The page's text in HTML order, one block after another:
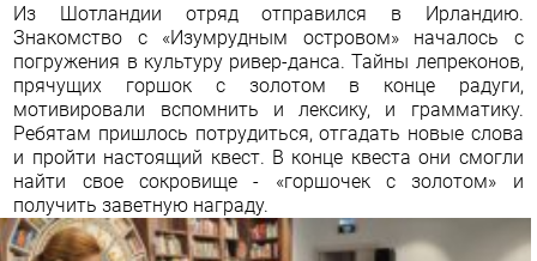
Из Шотландии отряд отправился в Ирландию.
Знакомство с «Изумрудным островом» началось с
погружения в культуру ривер-данса. Тайны лепреконов,
прячущих горшок с золотом в конце радуги,
мотивировали вспомнить и лексику, и грамматику.
Ребятам пришлось потрудиться, отгадать новые слова
и пройти настоящий квест. В конце квеста они смогли
найти свое сокровище - «горшочек с золотом» и
получить заветную награду.